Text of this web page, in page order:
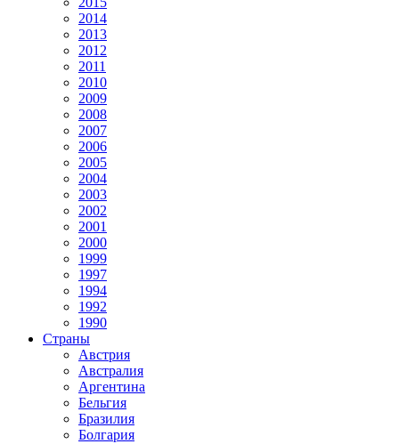
2014
2013
2012
2011
2010
2009
2008
2007
2006
2005
2004
2003
2002
2001
2000
1999
1997
1994
1992
1990
Страны
Австрия
Австралия
Аргентина
Бельгия
Бразилия
Болгария